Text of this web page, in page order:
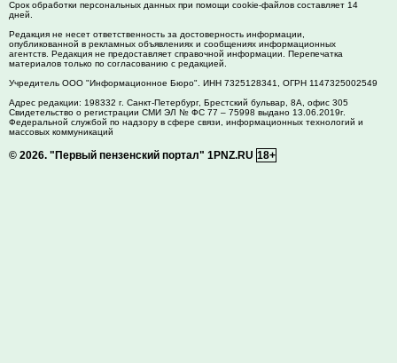
Срок обработки персональных данных при помощи cookie-файлов составляет 14
дней.
Редакция не несет ответственность за достоверность информации,
опубликованной в рекламных объявлениях и сообщениях информационных
агентств. Редакция не предоставляет справочной информации. Перепечатка
материалов только по согласованию с редакцией.
Учредитель ООО "Информационное Бюро". ИНН 7325128341, ОГРН 1147325002549
Адрес редакции: 198332 г. Санкт-Петербург, Брестский бульвар, 8А, офис 305
Свидетельство о регистрации СМИ ЭЛ № ФС 77 – 75998 выдано 13.06.2019г.
Федеральной службой по надзору в сфере связи, информационных технологий и
массовых коммуникаций
© 2026. "Первый пензенский портал" 1PNZ.RU 18+